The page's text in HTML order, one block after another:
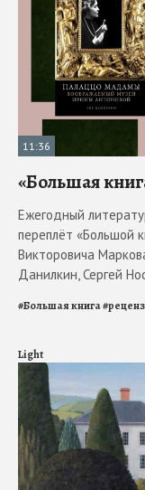
11:36
«Большая
Ежегодный
переплёт «Большой
Викторовича
Данилкин, Сергей
#Большая книга#
Light